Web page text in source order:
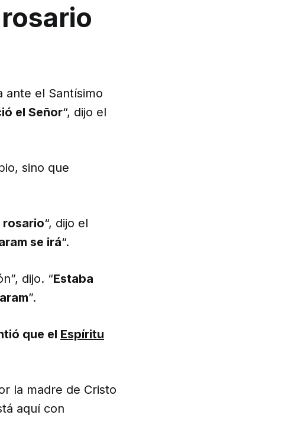
ante el Santísimo
el Señor“, dijo el
sino que
rosario“, dijo el
se irá“.
dijo. “Estaba
”.
que el Espíritu
la madre de Cristo
aquí con